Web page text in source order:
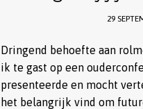
29
Dringend behoefte aan
ik te gast op een
presenteerde en mocht
het belangrijk vind om